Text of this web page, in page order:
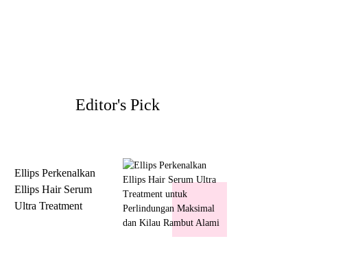
Editor's Pick
Ellips Perkenalkan
Ellips Hair Serum
Ultra Treatment